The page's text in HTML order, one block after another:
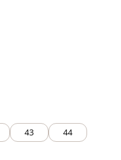
nicht verfügbar.)
43
44